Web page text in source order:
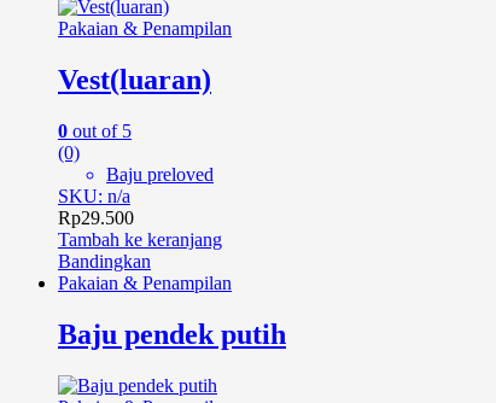
Pakaian & Penampilan
Vest(luaran)
0 out of 5
(0)
Baju preloved
SKU: n/a
Rp29.500
Tambah ke keranjang
Bandingkan
Pakaian & Penampilan
Baju pendek putih